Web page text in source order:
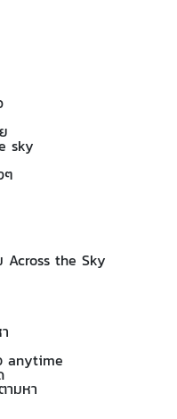
sky
ๆ
Across the Sky
anytime
มหา